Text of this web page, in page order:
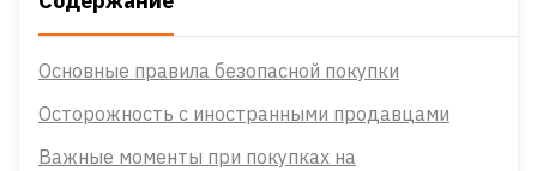
Основные правила безопасной покупки
Осторожность с иностранными продавцами
Важные моменты при покупках на